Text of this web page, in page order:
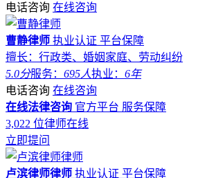
电话咨询 在线咨询
曹静律师 执业认证 平台保障
擅长：行政类、婚姻家庭、劳动纠纷
5.0分服务： 695人执业： 6年
电话咨询 在线咨询
在线法律咨询 官方平台 服务保障
3,022 位律师在线
立即提问
卢滨律师律师 执业认证 平台保障